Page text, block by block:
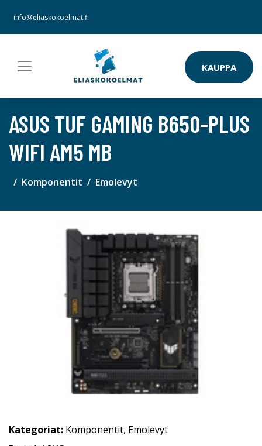
info@eliaskokoelmat.fi
KAUPPA
ASUS TUF GAMING B650-PLUS
WIFI AM5 MB
Komponentit Emolevyt
Kategoriat: Komponentit, Emolevyt